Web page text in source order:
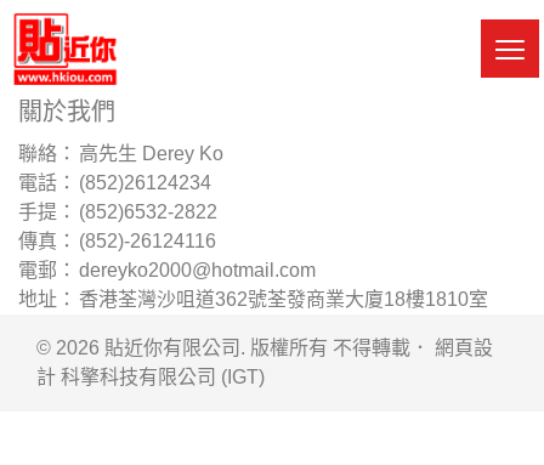
Skip
main
content
關於我們
聯絡： 高先生 Derey Ko
電話： (852)26124234
手提： (852)6532-2822
傳真： (852)-26124116
電郵： dereyko2000@hotmail.com
地址： 香港荃灣沙咀道362號荃發商業大廈18樓1810室
© 2026 貼近你有限公司. 版權所有 不得轉載． 網頁設
計 科擎科技有限公司 (IGT)